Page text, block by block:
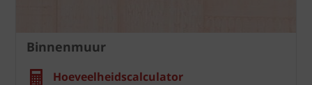
Binnenmuur
Hoeveelheidscalculator